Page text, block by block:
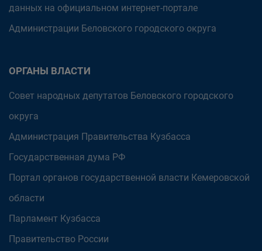
данных на официальном интернет-портале
Администрации Беловского городского округа
ОРГАНЫ ВЛАСТИ
Совет народных депутатов Беловского городского
округа
Администрация Правительства Кузбасса
Государственная дума РФ
Портал органов государственной власти Кемеровской
области
Парламент Кузбасса
Правительство России